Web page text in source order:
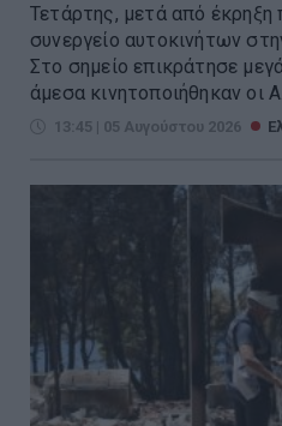
Τετάρτης, μετά από έκρηξη
συνεργείο αυτοκινήτων
Στο σημείο επικράτησε
άμεσα κινητοποιήθηκαν οι
13:45 | 05 Αυγούστου 2026